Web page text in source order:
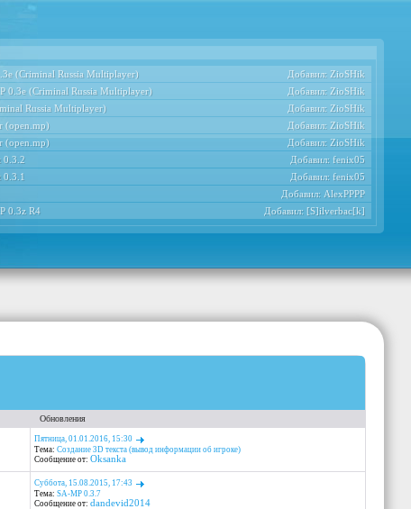
(Criminal Russia Multiplayer)
Добавил: ZioSHik
0.3e (Criminal Russia Multiplayer)
Добавил: ZioSHik
Russia Multiplayer)
Добавил: ZioSHik
(open.mp)
Добавил: ZioSHik
(open.mp)
Добавил: ZioSHik
0.3.2
Добавил: fenix05
0.3.1
Добавил: fenix05
Добавил: AlexPPPP
0.3z R4
Добавил: [S]ilverbac[k]
Обновления
Пятница, 01.01.2016, 15:30
Тема: Создание 3D текста (вывод информации об игроке)
Сообщение от: Oksanka
Суббота, 15.08.2015, 17:43
Тема: SA-MP 0.3.7
Сообщение от: dandevid2014